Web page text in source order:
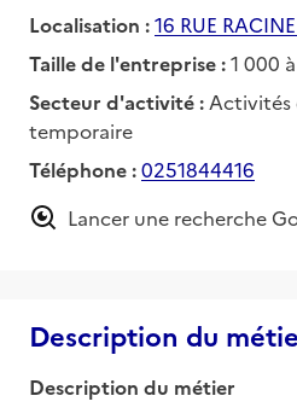
Localisation :16 RUE
Taille de l'entreprise :1 000
Secteur d'activité : Activités
temporaire
Téléphone :0251844416
Lancer une recherche
Description du
Description du métier